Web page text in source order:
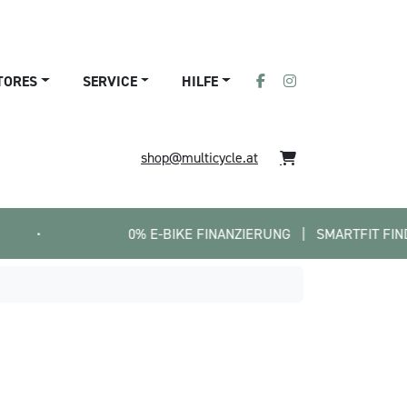
SERVICE HILFE
shop@multicycle.at
0% E-BIKE FINANZIERUNG   |   SMARTFIT FINDE DEIN